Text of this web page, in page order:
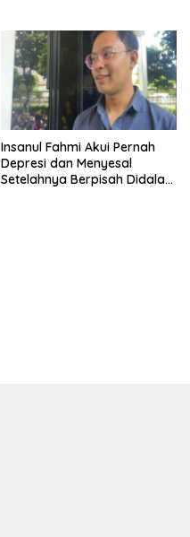
Insanul Fahmi Akui Pernah
Depresi dan Menyesal
Setelahnya Berpisah Didalam